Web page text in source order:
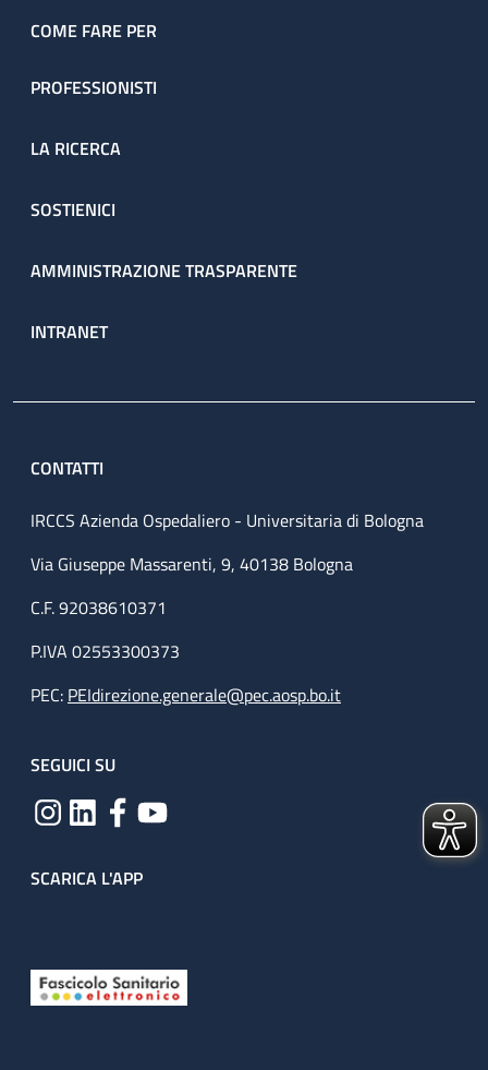
COME FARE PER
PROFESSIONISTI
LA RICERCA
SOSTIENICI
AMMINISTRAZIONE TRASPARENTE
INTRANET
CONTATTI
IRCCS Azienda Ospedaliero - Universitaria di Bologna
Via Giuseppe Massarenti, 9, 40138 Bologna
C.F. 92038610371
P.IVA 02553300373
PEC: PEIdirezione.generale@pec.aosp.bo.it
SEGUICI SU
SCARICA L'APP